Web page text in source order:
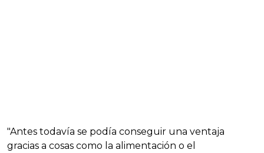
"Antes todavía se podía conseguir una ventaja
gracias a cosas como la alimentación o el